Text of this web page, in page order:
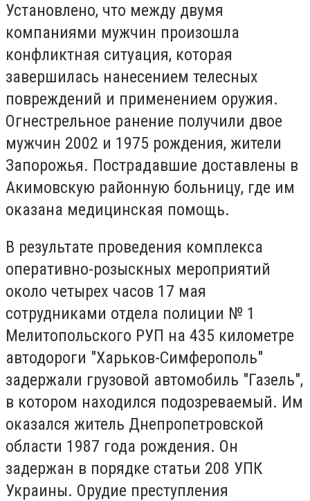
Установлено, что между двумя
компаниями мужчин произошла
конфликтная ситуация, которая
завершилась нанесением телесных
повреждений и применением оружия.
Огнестрельное ранение получили двое
мужчин 2002 и 1975 рождения, жители
Запорожья. Пострадавшие доставлены в
Акимовскую районную больницу, где им
оказана медицинская помощь.
В результате проведения комплекса
оперативно-розыскных мероприятий
около четырех часов 17 мая
сотрудниками отдела полиции № 1
Мелитопольского РУП на 435 километре
автодороги "Харьков-Симферополь"
задержали грузовой автомобиль "Газель",
в котором находился подозреваемый. Им
оказался житель Днепропетровской
области 1987 года рождения. Он
задержан в порядке статьи 208 УПК
Украины. Орудие преступления